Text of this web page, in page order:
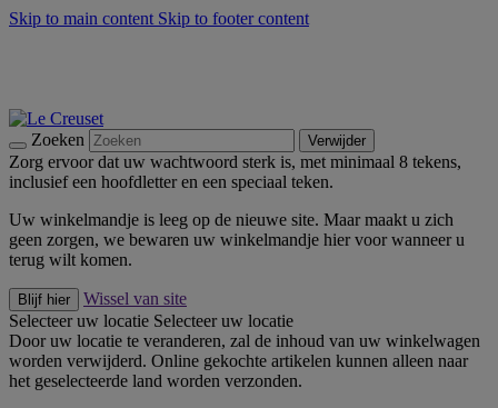
Skip to main content Skip to footer content
Zoeken Verwijder
Zorg ervoor dat uw wachtwoord sterk is, met minimaal 8 tekens,
inclusief een hoofdletter en een speciaal teken.
Uw winkelmandje is leeg op de nieuwe site. Maar maakt u zich
geen zorgen, we bewaren uw winkelmandje hier voor wanneer u
terug wilt komen.
Blijf hier
Wissel van site
Selecteer uw locatie Selecteer uw locatie
Door uw locatie te veranderen, zal de inhoud van uw winkelwagen
worden verwijderd. Online gekochte artikelen kunnen alleen naar
het geselecteerde land worden verzonden.